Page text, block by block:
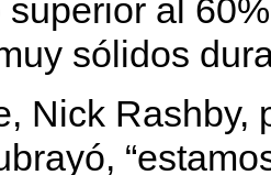
al
sólidos
Nick Rashby,